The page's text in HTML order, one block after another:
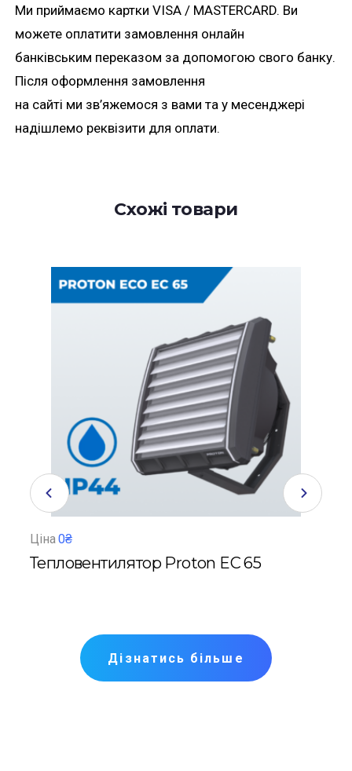
Ми приймаємо картки VISA / MASTERCARD. Ви
можете оплатити замовлення онлайн
банківським переказом за допомогою свого банку.
Після оформлення замовлення
на сайті ми зв’яжемося з вами та у месенджері
надішлемо реквізити для оплати.
Схожі товари
Ціна0₴
Тепловентилятор Proton EC 65
Дізнатись більше